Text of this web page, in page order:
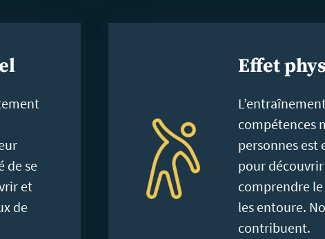
de se
et
de
Effet
compétences
personnes est
pour
comprendre
les entoure.
contribuent.